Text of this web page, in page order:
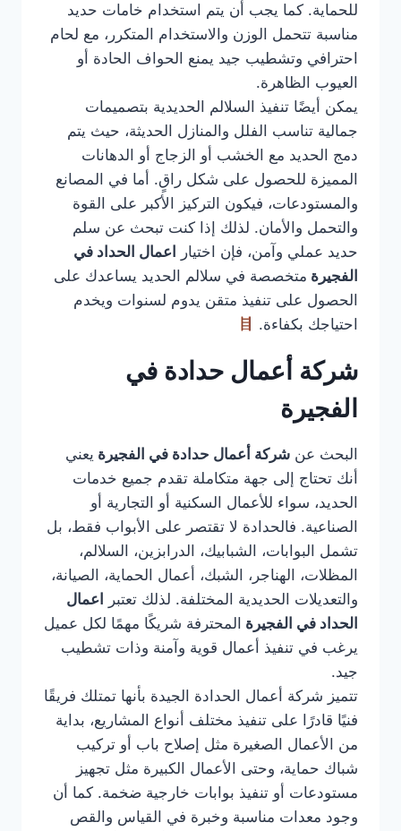
للحماية. كما يجب أن يتم استخدام خامات حديد
مناسبة تتحمل الوزن والاستخدام المتكرر، مع لحام
احترافي وتشطيب جيد يمنع الحواف الحادة أو
العيوب الظاهرة.
يمكن أيضًا تنفيذ السلالم الحديدية بتصميمات
جمالية تناسب الفلل والمنازل الحديثة، حيث يتم
دمج الحديد مع الخشب أو الزجاج أو الدهانات
المميزة للحصول على شكل راقٍ. أما في المصانع
والمستودعات، فيكون التركيز الأكبر على القوة
والتحمل والأمان. لذلك إذا كنت تبحث عن سلم
حديد عملي وآمن، فإن اختيار
اعمال الحداد في
الفجيرة متخصصة في سلالم الحديد يساعدك على
الحصول على تنفيذ متقن يدوم لسنوات ويخدم
احتياجك بكفاءة.
شركة أعمال حدادة في
الفجيرة
البحث عن شركة أعمال حدادة في الفجيرة يعني
أنك تحتاج إلى جهة متكاملة تقدم جميع خدمات
الحديد، سواء للأعمال السكنية أو التجارية أو
الصناعية. فالحدادة لا تقتصر على الأبواب فقط، بل
تشمل البوابات، الشبابيك، الدرابزين، السلالم،
المظلات، الهناجر، الشبك، أعمال الحماية، الصيانة،
والتعديلات الحديدية المختلفة. لذلك تعتبر
اعمال
الحداد في الفجيرة المحترفة شريكًا مهمًا لكل عميل
يرغب في تنفيذ أعمال قوية وآمنة وذات تشطيب
جيد.
تتميز شركة أعمال الحدادة الجيدة بأنها تمتلك فريقًا
فنيًا قادرًا على تنفيذ مختلف أنواع المشاريع، بداية
من الأعمال الصغيرة مثل إصلاح باب أو تركيب
شباك حماية، وحتى الأعمال الكبيرة مثل تجهيز
مستودعات أو تنفيذ بوابات خارجية ضخمة. كما أن
وجود معدات مناسبة وخبرة في القياس والقص